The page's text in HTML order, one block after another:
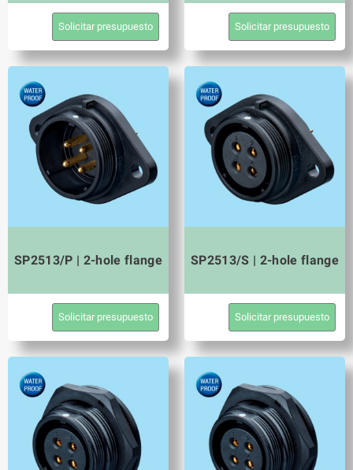
Solicitar presupuesto Solicitar presupuesto
SP2513/P | 2-hole flange
Solicitar presupuesto
SP2513/S | 2-hole flange
Solicitar presupuesto